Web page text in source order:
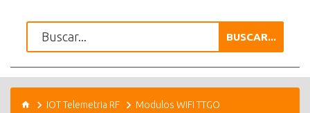
BUSCAR...
IOT Telemetria RF
Modulos WIFI TTGO